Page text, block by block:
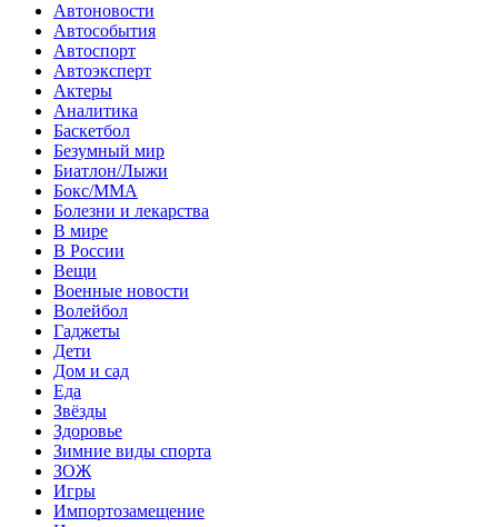
Автоновости
Автособытия
Автоспорт
Автоэксперт
Актеры
Аналитика
Баскетбол
Безумный мир
Биатлон/Лыжи
Бокс/MMA
Болезни и лекарства
В мире
В России
Вещи
Военные новости
Волейбол
Гаджеты
Дети
Дом и сад
Еда
Звёзды
Здоровье
Зимние виды спорта
ЗОЖ
Игры
Импортозамещение